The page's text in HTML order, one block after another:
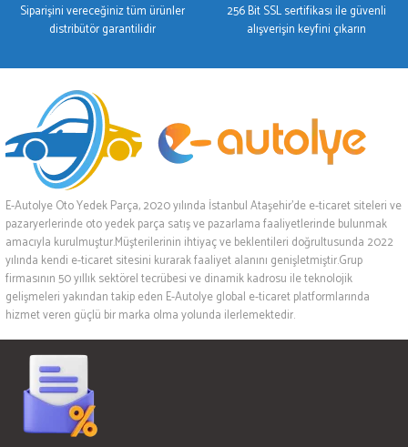
Siparişini vereceğiniz tüm ürünler
distribütör garantilidir
256 Bit SSL sertifikası ile güvenli
alışverişin keyfini çıkarın
E-Autolye Oto Yedek Parça, 2020 yılında İstanbul Ataşehir’de e-ticaret siteleri ve
pazaryerlerinde oto yedek parça satış ve pazarlama faaliyetlerinde bulunmak
amacıyla kurulmuştur.Müşterilerinin ihtiyaç ve beklentileri doğrultusunda 2022
yılında kendi e-ticaret sitesini kurarak faaliyet alanını genişletmiştir.Grup
firmasının 50 yıllık sektörel tecrübesi ve dinamik kadrosu ile teknolojik
gelişmeleri yakından takip eden E-Autolye global e-ticaret platformlarında
hizmet veren güçlü bir marka olma yolunda ilerlemektedir.